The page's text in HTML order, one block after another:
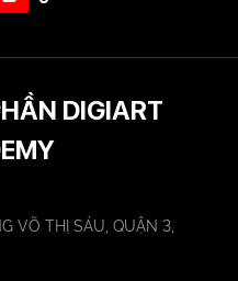
DIGIART
VÕ THỊ SÁU, QUẬN 3,